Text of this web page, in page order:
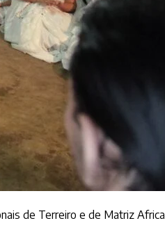
de Terreiro e de Matriz